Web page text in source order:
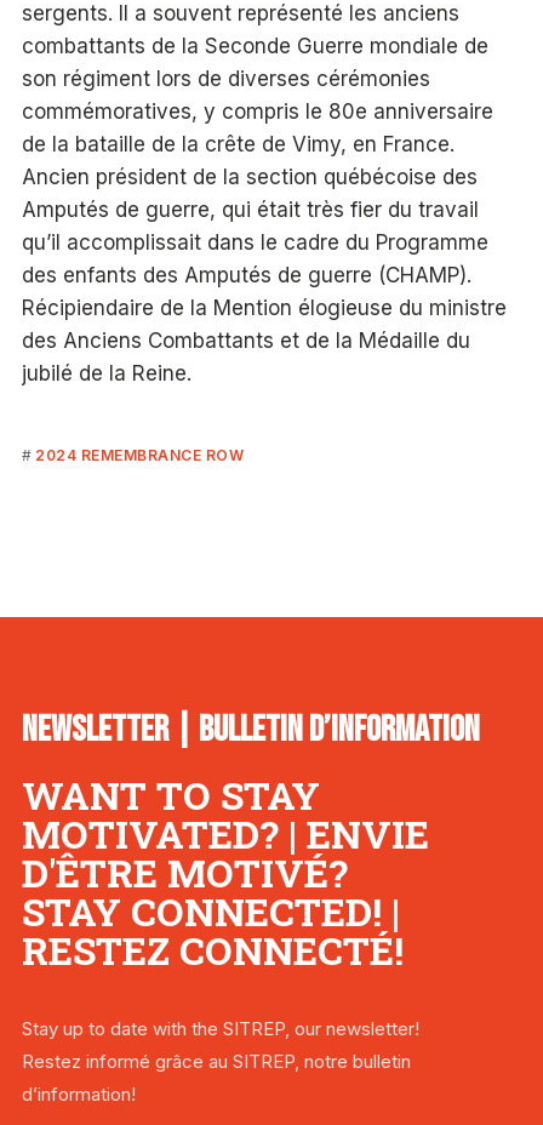
sergents. Il a souvent représenté les anciens
combattants de la Seconde Guerre mondiale de
son régiment lors de diverses cérémonies
commémoratives, y compris le 80e anniversaire
de la bataille de la crête de Vimy, en France.
Ancien président de la section québécoise des
Amputés de guerre, qui était très fier du travail
qu’il accomplissait dans le cadre du Programme
des enfants des Amputés de guerre (CHAMP).
Récipiendaire de la Mention élogieuse du ministre
des Anciens Combattants et de la Médaille du
jubilé de la Reine.
2024 REMEMBRANCE ROW
NEWSLETTER | BULLETIN D’INFORMATION
WANT TO STAY
MOTIVATED? | ENVIE
D'ÊTRE MOTIVÉ?
STAY CONNECTED! |
RESTEZ CONNECTÉ!
Stay up to date with the SITREP, our newsletter!
Restez informé grâce au SITREP, notre bulletin
d’information!